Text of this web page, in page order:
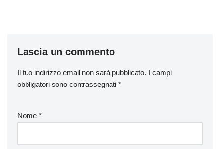
Lascia un commento
Il tuo indirizzo email non sarà pubblicato. I campi
obbligatori sono contrassegnati *
Nome *